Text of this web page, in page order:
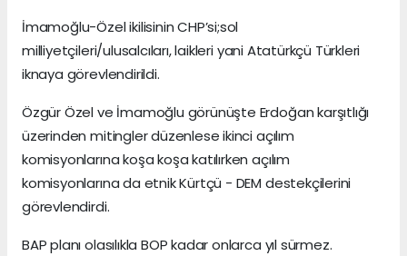
İmamoğlu-Özel ikilisinin CHP’si;sol
milliyetçileri/ulusalcıları, laikleri yani Atatürkçü Türkleri
iknaya görevlendirildi.
Özgür Özel ve İmamoğlu görünüşte Erdoğan karşıtlığı
üzerinden mitingler düzenlese ikinci açılım
komisyonlarına koşa koşa katılırken açılım
komisyonlarına da etnik Kürtçü - DEM destekçilerini
görevlendirdi.
BAP planı olasılıkla BOP kadar onlarca yıl sürmez.